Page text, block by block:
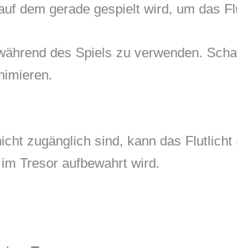
dem gerade gespielt wird, um das
des Spiels zu verwenden.
zugänglich sind, kann das Flutlicht
Tresor aufbewahrt wird.